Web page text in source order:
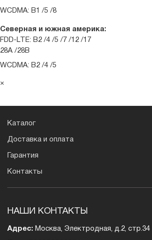
WCDMA: B1 /5 /8
Северная и южная америка:
FDD-LTE: B2 /4 /5 /7 /12 /17
28A /28B
WCDMA: B2 /4 /5
×
Каталог
Доставка и оплата
Гарантия
Контакты
НАШИ КОНТАКТЫ
Адрес: Москва, Электродная, д.2, стр.34